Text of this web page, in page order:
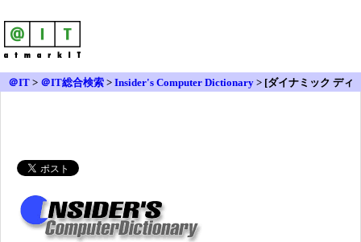
＠IT > ＠IT総合検索 > Insider's Computer Dictionary > [ダイナミック ディ